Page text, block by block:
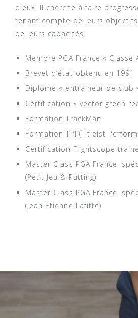
d'eux. Il cherche à faire
tenant compte de leurs
de leurs capacités.
Membre PGA France « Classe
Brevet d’état obtenu en 1991
Diplôme « entraineur de club
Certification « vector green
Formation TrackMan
Formation TPI (Titleist
Certification Flightscope
Master Class PGA France,
(Petit Jeu & Putting)
Master Class PGA France,
(Jean Etienne Lafitte)